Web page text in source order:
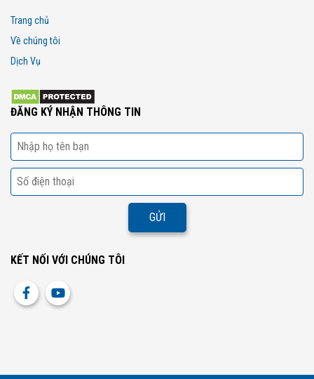
Trang chủ
Về chúng tôi
Dịch Vụ
ĐĂNG KÝ NHẬN THÔNG TIN
KẾT NỐI VỚI CHÚNG TÔI